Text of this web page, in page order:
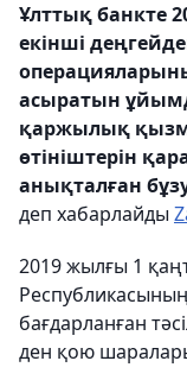
Ұлттық банкте
екінші
асыратын
қаржылық
өтініштерін
анықталған
деп хабарлайды
2019 жылғы 1
Республикасының
бағдарланған
ден қою